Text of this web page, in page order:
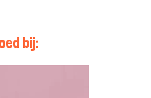
bij: